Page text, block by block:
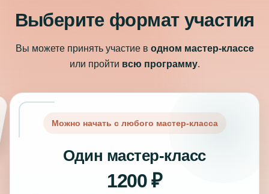
Выберите формат участия
Вы можете принять участие в одном мастер-классе
или пройти всю программу.
Можно начать с любого мастер-класса
Один мастер-класс
1200 ₽